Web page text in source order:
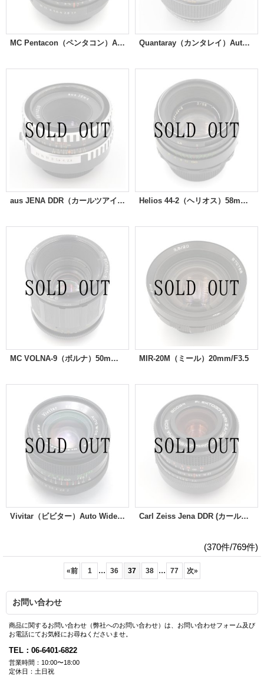
MC Pentacon（ペンタコン）Auto 50mm/F1.8 Quantaray（カンタレイ）Auto Macro 55mm/F3
aus JENA DDR（カールツアイス イエナ）Tessar（テッサー）50mm/F2.8 ゼブラ Helios 44-2（ヘリオス）58mm/F2 ※スクエア絞り改造品
MC VOLNA-9（ボルナ）50mm/F2.8 MIR-20M（ミール）20mm/F3.5
Vivitar（ビビター）Auto Wide-Angle 28mm/F2 Carl Zeiss Jena DDR (カールツアイス イエナ) MC Flektogon（フレクトゴン）Auto 35mm/F2.4
(370件/769件)
«前 1 ... 36 37 38 ... 77 次»
お問い合わせ
商品に関するお問い合わせ（弊社へのお問い合わせ）は、お問い合わせフォーム及び
お電話にてお気軽にお尋ねくださいませ。
TEL：06-6401-6822
営業時間：10:00〜18:00
定休日：土日祝